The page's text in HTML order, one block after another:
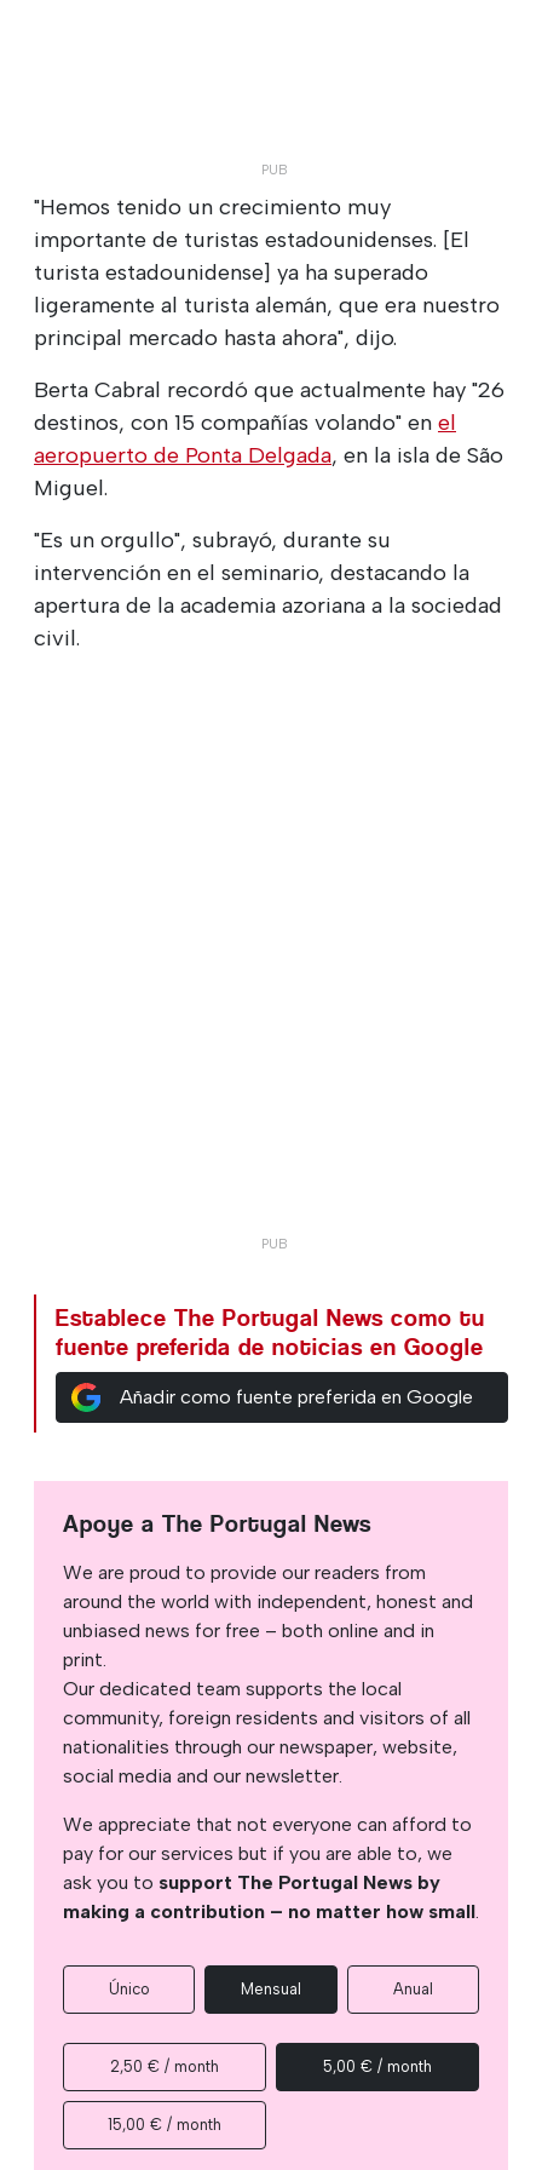
"Hemos tenido un crecimiento muy
importante de turistas estadounidenses. [El
turista estadounidense] ya ha superado
ligeramente al turista alemán, que era nuestro
principal mercado hasta ahora", dijo.
Berta Cabral recordó que actualmente hay "26
destinos, con 15 compañías volando" en el
aeropuerto de Ponta Delgada, en la isla de São
Miguel.
"Es un orgullo", subrayó, durante su
intervención en el seminario, destacando la
apertura de la academia azoriana a la sociedad
civil.
Establece The Portugal News como tu
fuente preferida de noticias en Google
Añadir como fuente preferida en Google
Apoye a The Portugal News
We are proud to provide our readers from
around the world with independent, honest and
unbiased news for free – both online and in
print.
Our dedicated team supports the local
community, foreign residents and visitors of all
nationalities through our newspaper, website,
social media and our newsletter.
We appreciate that not everyone can afford to
pay for our services but if you are able to, we
ask you to support The Portugal News by
making a contribution – no matter how small.
Único Mensual Anual
2,50 € / month 5,00 € / month
15,00 € / month